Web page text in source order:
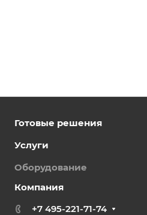
Готовые решения
Услуги
Оборудование
Компания
+7 495-221-71-74